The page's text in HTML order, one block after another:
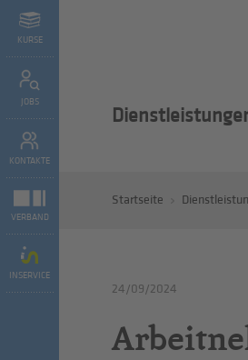
KURSE
JOBS
KONTAKTE
VERBAND
INSERVICE
Startseite
24/09/2024